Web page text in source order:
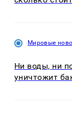
Мировые
Ни воды, ни
уничтожит